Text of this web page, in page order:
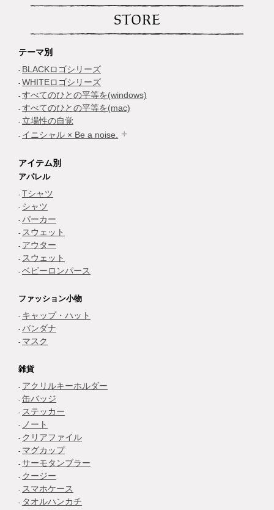
STORE
テーマ別
BLACKロゴシリーズ
WHITEロゴシリーズ
すべてのひとの平等を(windows)
すべてのひとの平等を(mac)
立場性の自覚
イニシャル × Be a noise.
アイテム別
アパレル
Tシャツ
シャツ
パーカー
スウェット
アウター
スウェット
ベビーロンパース
ファッション小物
キャップ・ハット
バンダナ
マスク
雑貨
アクリルキーホルダー
缶バッジ
ステッカー
ノート
クリアファイル
マグカップ
サーモタンブラー
クージー
スマホケース
タオルハンカチ